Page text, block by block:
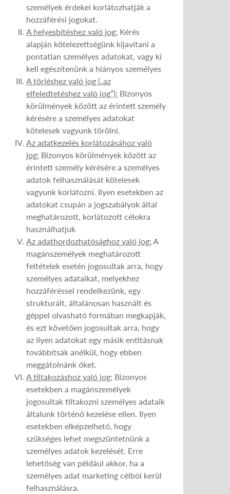
személyek érdekei korlátozhatják a
hozzáférési jogokat.
A helyesbítéshez való jog: Kérés
alapján kötelezettségünk kijavítani a
pontatlan személyes adatokat, vagy ki
kell egészítenünk a hiányos személyes
A törléshez való jog („az
elfeledtetéshez való jog”): Bizonyos
körülmények között az érintett személy
kérésére a személyes adatokat
kötelesek vagyunk törölni.
Az adatkezelés korlátozásához való
jog: Bizonyos körülmények között az
érintett személy kérésére a személyes
adatok felhasználását kötelesek
vagyunk korlátozni. Ilyen esetekben az
adatokat csupán a jogszabályok által
meghatározott, korlátozott célokra
használhatjuk
Az adathordozhatósághoz való jog: A
magánszemélyek meghatározott
feltételek esetén jogosultak arra, hogy
személyes adataikat, melyekhez
hozzáféréssel rendelkezünk, egy
strukturált, általánosan használt és
géppel olvasható formában megkapják,
és ezt követően jogosultak arra, hogy
az ilyen adatokat egy másik entitásnak
továbbítsák anélkül, hogy ebben
meggátolnánk őket.
A tiltakozáshoz való jog: Bizonyos
esetekben a magánszemélyek
jogosultak tiltakozni személyes adataik
általunk történő kezelése ellen. Ilyen
esetekben elképzelhető, hogy
szükséges lehet megszüntetnünk a
személyes adatok kezelését. Erre
lehetőség van például akkor, ha a
személyes adat marketing célból kerül
felhasználásra.